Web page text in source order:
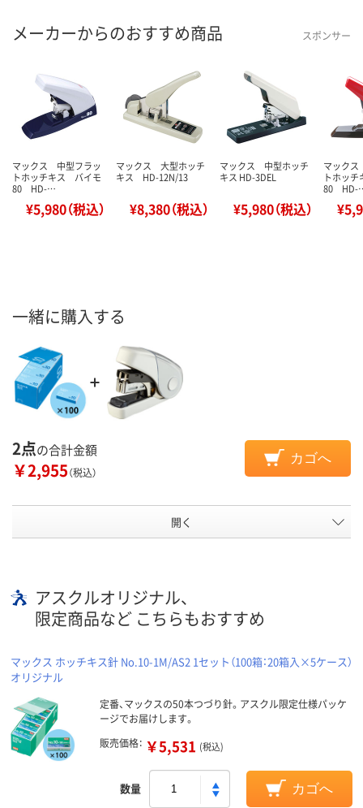
メーカーからのおすすめ商品 スポンサー
マックス 中型フラッ
トホッチキス バイモ
80 HD-…
¥5,980（税込）
マックス 大型ホッチ
キス HD-12N/13
¥8,380（税込）
マックス 中型ホッチ
キス HD-3DEL
¥5,980（税込）
マック
トホッ
80 HD-
一緒に購入する
2点の合計金額
￥2,955（税込）
カゴへ
開く
アスクルオリジナル、
限定商品など こちらもおすすめ
マックス ホッチキス針 No.10-1M/AS2 1セット（100箱：20箱入×5ケース）
オリジナル
定番、マックスの50本つづり針。アスクル限定仕様パッケ
ージでお届けします。
販売価格： ￥5,531 (税込)
数量 カゴへ